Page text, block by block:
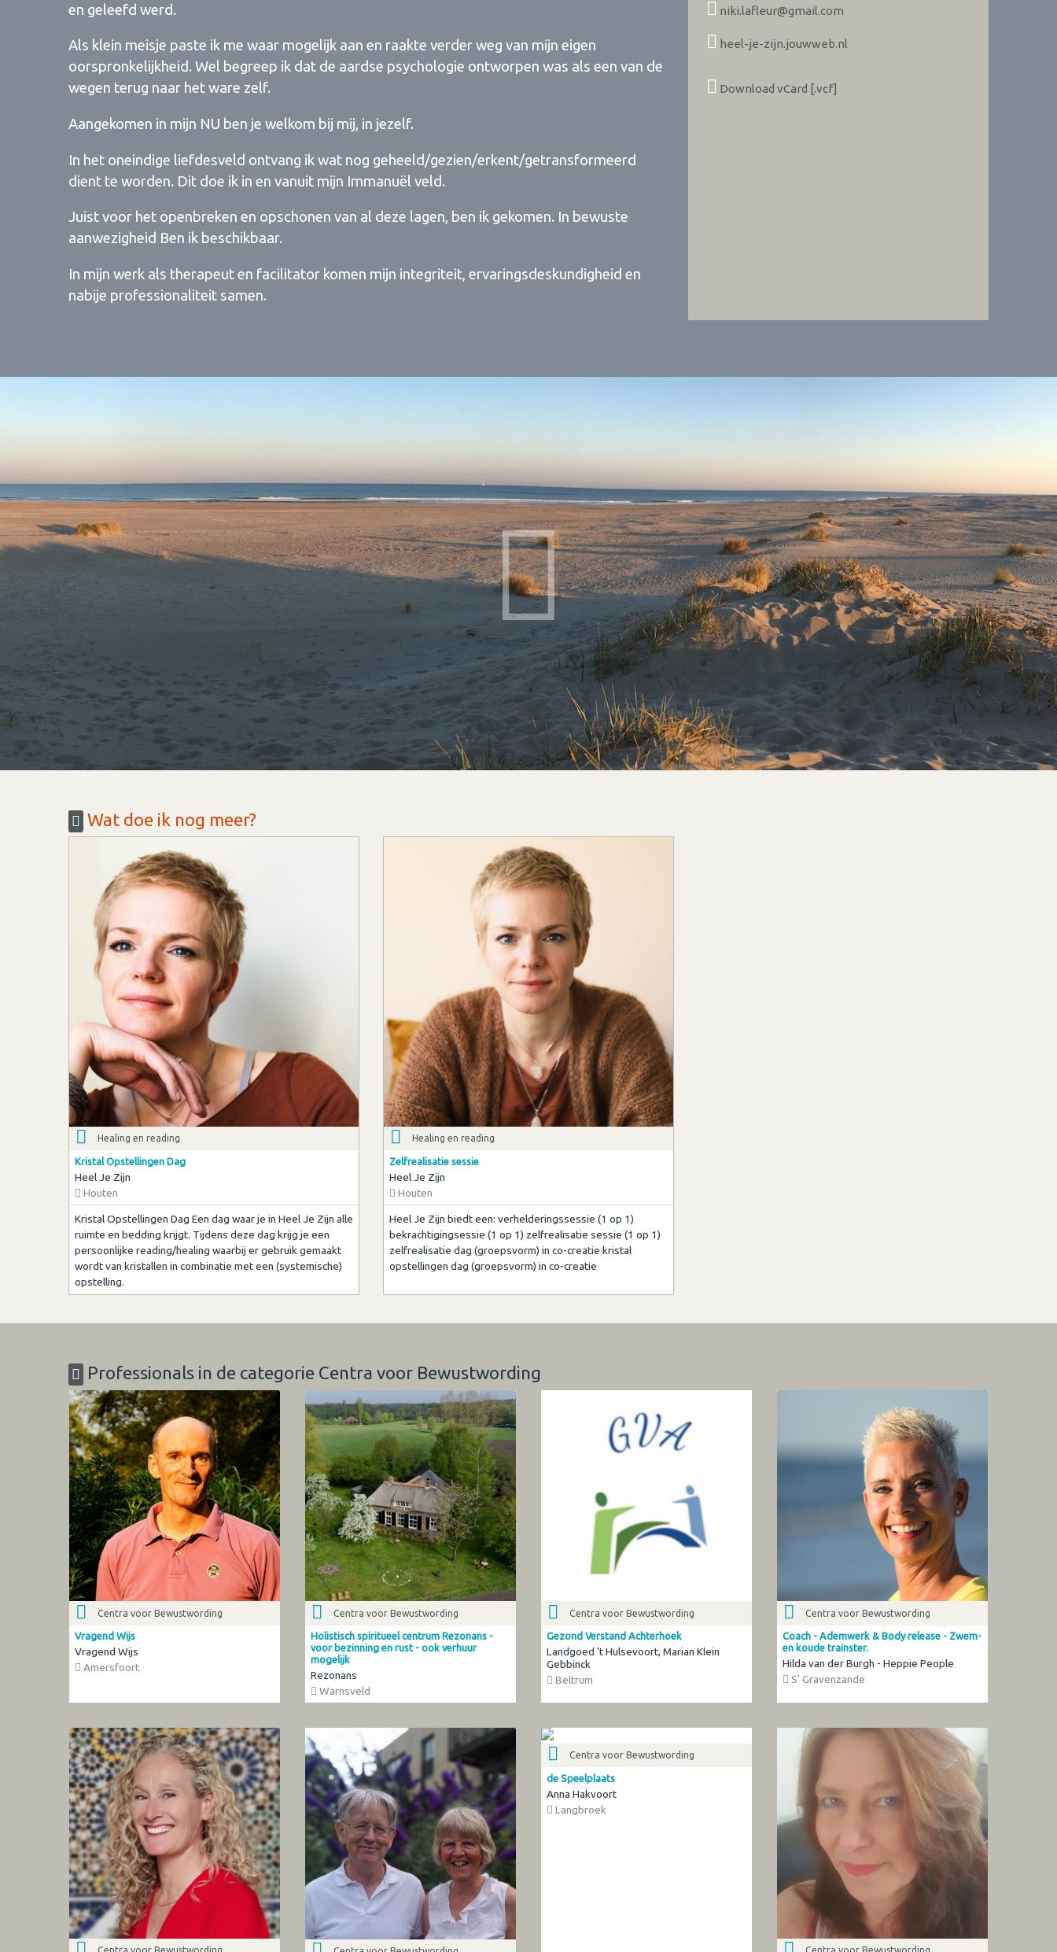
en geleefd werd.
Als klein meisje paste ik me waar mogelijk aan en raakte verder weg van mijn eigen
oorspronkelijkheid. Wel begreep ik dat de aardse psychologie ontworpen was als een van de
wegen terug naar het ware zelf.
Aangekomen in mijn NU ben je welkom bij mij, in jezelf.
In het oneindige liefdesveld ontvang ik wat nog geheeld/gezien/erkent/getransformeerd
dient te worden. Dit doe ik in en vanuit mijn Immanuël veld.
Juist voor het openbreken en opschonen van al deze lagen, ben ik gekomen. In bewuste
aanwezigheid Ben ik beschikbaar.
In mijn werk als therapeut en facilitator komen mijn integriteit, ervaringsdeskundigheid en
nabije professionaliteit samen.
niki.lafleur@gmail.com
heel-je-zijn.jouwweb.nl
Download vCard [.vcf]
Wat doe ik nog meer?
Healing en reading
Kristal Opstellingen Dag
Heel Je Zijn
Houten
Kristal Opstellingen Dag Een dag waar je in Heel Je Zijn alle
ruimte en bedding krijgt. Tijdens deze dag krijg je een
persoonlijke reading/healing waarbij er gebruik gemaakt
wordt van kristallen in combinatie met een (systemische)
opstelling.
Healing en reading
Zelfrealisatie sessie
Heel Je Zijn
Houten
Heel Je Zijn biedt een: verhelderingssessie (1 op 1)
bekrachtigingsessie (1 op 1) zelfrealisatie sessie (1 op 1)
zelfrealisatie dag (groepsvorm) in co-creatie kristal
opstellingen dag (groepsvorm) in co-creatie
Professionals in de categorie Centra voor Bewustwording
Centra voor Bewustwording
Vragend Wijs
Vragend Wijs
Amersfoort
Centra voor Bewustwording
Holistisch spiritueel centrum Rezonans -
voor bezinning en rust - ook verhuur
mogelijk
Rezonans
Warnsveld
Centra voor Bewustwording
Gezond Verstand Achterhoek
Landgoed 't Hulsevoort, Marian Klein
Gebbinck
Beltrum
Centra voor Bewustwording
Coach - Ademwerk & Body release - Zwem-
en koude trainster.
Hilda van der Burgh - Heppie People
S' Gravenzande
Centra voor Bewustwording
de Speelplaats
Anna Hakvoort
Langbroek